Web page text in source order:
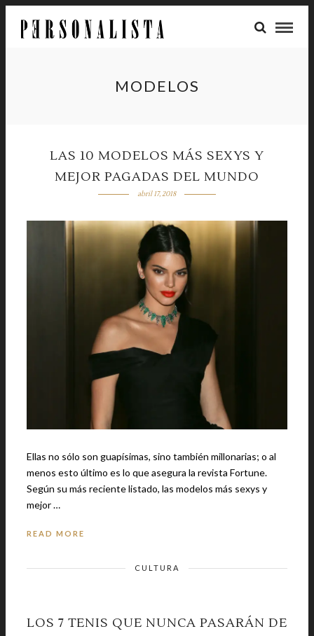
MODELOS
LAS 10 MODELOS MÁS SEXYS Y
MEJOR PAGADAS DEL MUNDO
abril 17, 2018
Ellas no sólo son guapísimas, sino también millonarias; o al
menos esto último es lo que asegura la revista Fortune.
Según su más reciente listado, las modelos más sexys y
mejor …
READ MORE
CULTURA
LOS 7 TENIS QUE NUNCA PASARÁN DE